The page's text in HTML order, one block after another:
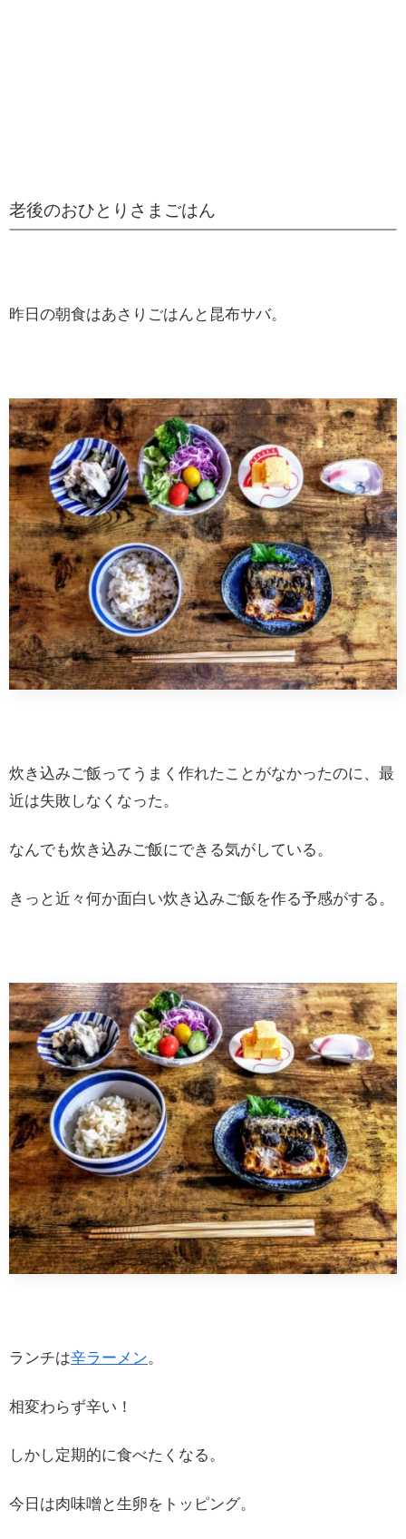
老後のおひとりさまごはん
昨日の朝食はあさりごはんと昆布サバ。
炊き込みご飯ってうまく作れたことがなかったのに、最
近は失敗しなくなった。
なんでも炊き込みご飯にできる気がしている。
きっと近々何か面白い炊き込みご飯を作る予感がする。
ランチは辛ラーメン。
相変わらず辛い！
しかし定期的に食べたくなる。
今日は肉味噌と生卵をトッピング。